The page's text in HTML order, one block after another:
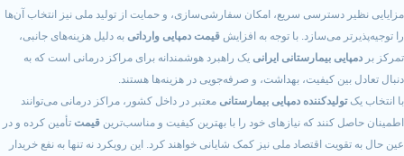
دسترسی سریع، امکان سفارشی‌سازی، و حمایت از تولید ملی نیز انتخاب آن‌ها
می‌سازد. با توجه به افزایشقیمت دمپایی وارداتیبه دلیل هزینه‌های جانبی،
بیمارستانی ایرانییک راهبرد هوشمندانه برای مراکز درمانی است که به
کیفیت، بهداشت، و صرفه‌جویی در هزینه‌ها هستند.
دمپایی بیمارستانیمعتبر در داخل کشور، مراکز درمانی می‌توانند
کنند که نیازهای خود را با بهترین کیفیت و مناسب‌ترینقیمتتأمین کرده و در
اقتصاد ملی نیز کمک شایانی خواهند کرد. این رویکرد نه تنها به نفع خریدار